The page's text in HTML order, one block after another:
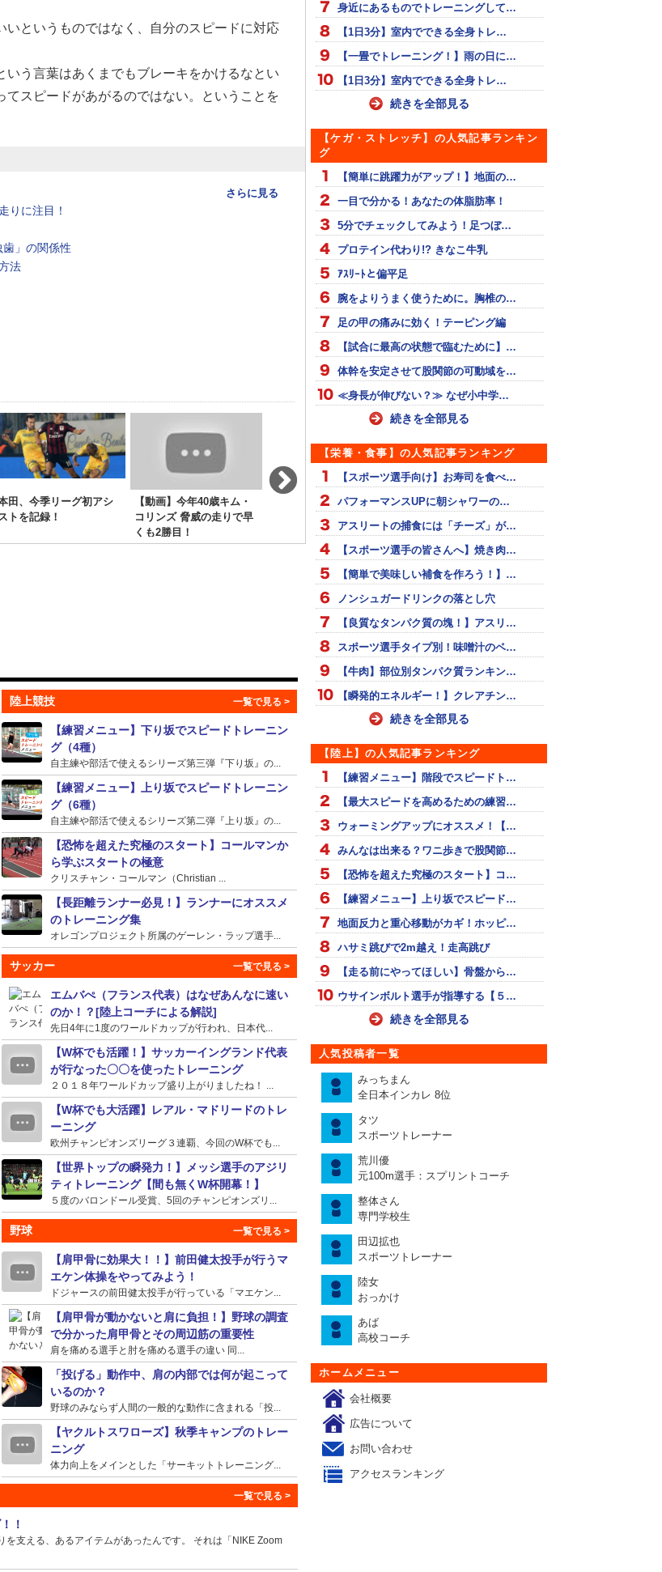
というものではなく、自分のスピードに対応
う言葉はあくまでもブレーキをかけるなとい
スピードがあがるのではない。ということを
さらに見る
りに注目！
歯」の関係性
法
田、今季リーグ初アシ
ストを記録！
【動画】今年40歳キム・
コリンズ 脅威の走りで早
くも2勝目！
天龍「引退ロードを楽し
優勝の入江、集中のあま
陸上競技
【練習メニュー】下り坂でスピードトレーニン
グ（4種）
自主練や部活で使えるシリーズ第三弾『下り坂』の...
【練習メニュー】上り坂でスピードトレーニン
グ（6種）
自主練や部活で使えるシリーズ第二弾『上り坂』の...
【恐怖を超えた究極のスタート】コールマンか
ら学ぶスタートの極意
クリスチャン・コールマン（Christian ...
【長距離ランナー必見！】ランナーにオススメ
のトレーニング集
オレゴンプロジェクト所属のゲーレン・ラップ選手...
サッカー
エムバぺ（フランス代表）はなぜあんなに速い
のか！？[陸上コーチによる解説]
先日4年に1度のワールドカップが行われ、日本代...
【W杯でも活躍！】サッカーイングランド代表
が行なった〇〇を使ったトレーニング
２０１８年ワールドカップ盛り上がりましたね！ ...
【W杯でも大活躍】レアル・マドリードのトレ
ーニング
欧州チャンピオンズリーグ３連覇、今回のW杯でも...
【世界トップの瞬発力！】メッシ選手のアジリ
ティトレーニング【間も無くW杯開幕！】
５度のバロンドール受賞、5回のチャンピオンズリ...
野球
【肩甲骨に効果大！！】前田健太投手が行うマ
エケン体操をやってみよう！
ドジャースの前田健太投手が行っている「マエケン...
【肩甲骨が動かないと肩に負担！】野球の調査
で分かった肩甲骨とその周辺筋の重要性
肩を痛める選手と肘を痛める選手の違い 同...
「投げる」動作中、肩の内部では何が起こって
いるのか？
野球のみならず人間の一般的な動作に含まれる「投...
【ヤクルトスワローズ】秋季キャンプのトレー
ニング
体力向上をメインとした「サーキットトレーニング...
！
支える、あるアイテムがあったんです。 それは「NIKE Zoom
身近にあるものでトレーニングして…
【1日3分】室内でできる全身トレ…
【一畳でトレーニング！】雨の日に…
【1日3分】室内でできる全身トレ…
続きを全部見る
【ケガ・ストレッチ】の人気記事ランキン
グ
【簡単に跳躍力がアップ！】地面の…
一目で分かる！あなたの体脂肪率！
5分でチェックしてみよう！足つぼ…
プロテイン代わり!? きなこ牛乳
ｱｽﾘｰﾄと偏平足
腕をよりうまく使うために。胸椎の…
足の甲の痛みに効く！テーピング編
【試合に最高の状態で臨むために】…
体幹を安定させて股関節の可動域を…
≪身長が伸びない？≫ なぜ小中学…
続きを全部見る
【栄養・食事】の人気記事ランキング
【スポーツ選手向け】お寿司を食べ…
パフォーマンスUPに朝シャワーの…
アスリートの捕食には「チーズ」が…
【スポーツ選手の皆さんへ】焼き肉…
【簡単で美味しい補食を作ろう！】…
ノンシュガードリンクの落とし穴
【良質なタンパク質の塊！】アスリ…
スポーツ選手タイプ別！味噌汁のベ…
【牛肉】部位別タンパク質ランキン…
【瞬発的エネルギー！】クレアチン…
続きを全部見る
【陸上】の人気記事ランキング
【練習メニュー】階段でスピードト…
【最大スピードを高めるための練習…
ウォーミングアップにオススメ！【…
みんなは出来る？ワニ歩きで股関節…
【恐怖を超えた究極のスタート】コ…
【練習メニュー】上り坂でスピード…
地面反力と重心移動がカギ！ホッピ…
ハサミ跳びで2m越え！走高跳び
【走る前にやってほしい】骨盤から…
ウサインボルト選手が指導する【５…
続きを全部見る
人気投稿者一覧
みっちまん
全日本インカレ 8位
タツ
スポーツトレーナー
荒川優
元100m選手：スプリントコーチ
整体さん
専門学校生
田辺拡也
スポーツトレーナー
陸女
おっかけ
あば
高校コーチ
ホームメニュー
会社概要
広告について
お問い合わせ
アクセスランキング